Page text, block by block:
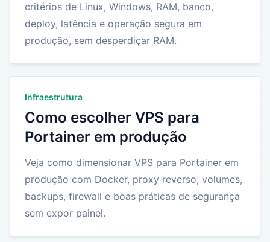
critérios de Linux, Windows, RAM, banco,
deploy, latência e operação segura em
produção, sem desperdiçar RAM.
Infraestrutura
Como escolher VPS para
Portainer em produção
Veja como dimensionar VPS para Portainer em
produção com Docker, proxy reverso, volumes,
backups, firewall e boas práticas de segurança
sem expor painel.